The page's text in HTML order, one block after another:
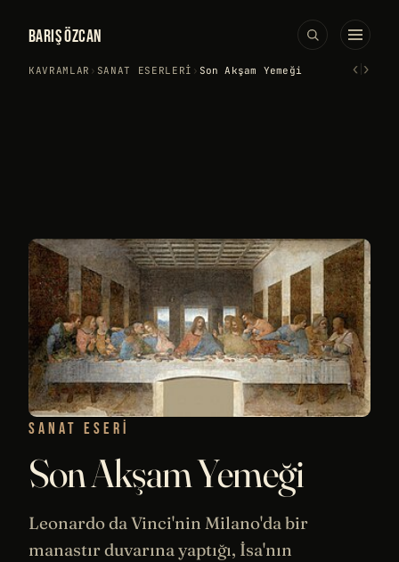
BARIŞ ÖZCAN
KAVRAMLAR › SANAT ESERLERI › Son Akşam Yemeği ‹›
SANAT ESERI
Son Akşam Yemeği
Leonardo da Vinci'nin Milano'da bir
manastır duvarına yaptığı, İsa'nın